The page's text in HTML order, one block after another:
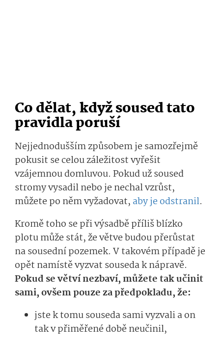
Co dělat, když soused tato
pravidla poruší
Nejjednodušším způsobem je samozřejmě
pokusit se celou záležitost vyřešit
vzájemnou domluvou. Pokud už soused
stromy vysadil nebo je nechal vzrůst,
můžete po něm vyžadovat, aby je odstranil.
Kromě toho se při výsadbě příliš blízko
plotu může stát, že větve budou přerůstat
na sousední pozemek. V takovém případě je
opět namístě vyzvat souseda k nápravě.
Pokud se větví nezbaví, můžete tak učinit
sami, ovšem pouze za předpokladu, že:
jste k tomu souseda sami vyzvali a on
tak v přiměřené době neučinil,